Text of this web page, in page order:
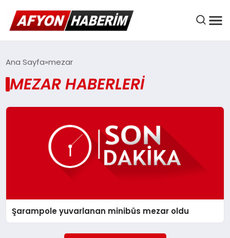
AFYON HABER
BELEDIYELER
DÜNYA
Ana Sayfa mezar
MEZAR HABERLERI
Şarampole yuvarlanan minibüs mezar oldu